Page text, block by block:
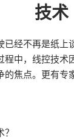
技术
经不再是纸上
程中，线控技术
的焦点。更有专